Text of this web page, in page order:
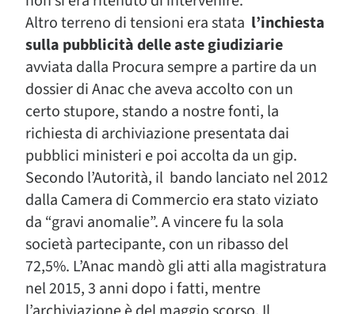
Altro terreno di tensioni era stata l’inchiesta
sulla pubblicità delle aste giudiziarie
avviata dalla Procura sempre a partire da un
dossier di Anac che aveva accolto con un
certo stupore, stando a nostre fonti, la
richiesta di archiviazione presentata dai
pubblici ministeri e poi accolta da un gip.
Secondo l’Autorità, il bando lanciato nel 2012
dalla Camera di Commercio era stato viziato
da “gravi anomalie”. A vincere fu la sola
società partecipante, con un ribasso del
72,5%. L’Anac mandò gli atti alla magistratura
nel 2015, 3 anni dopo i fatti, mentre